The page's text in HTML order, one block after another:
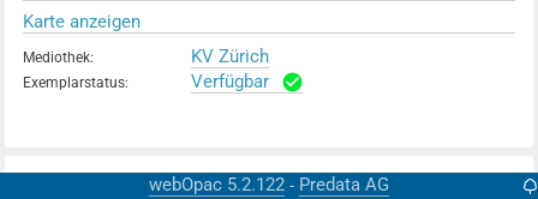
Karte anzeigen
Mediothek: KV Zürich
Exemplarstatus: Verfügbar
webOpac 5.2.122 - Predata AG